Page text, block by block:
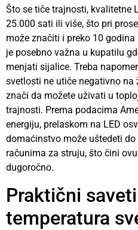
Što se tiče trajnosti, kvalitetne
25.000 sati ili više, što pri
može značiti i preko 10
je posebno važna u kupatilu
menjati sijalice. Treba
svetlosti ne utiče negativno na
znači da možete uživati u
trajnosti. Prema podacima
energiju, prelaskom na LED
domaćinstvo može uštedeti
računima za struju, što čini
dugoročno.
Praktični
temperatura